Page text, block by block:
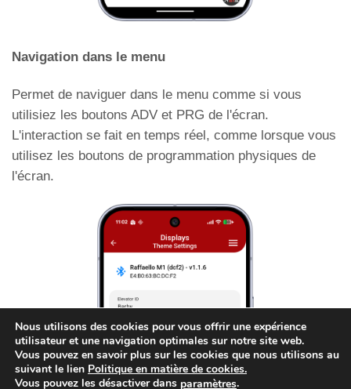
Convertir la mezzanine
Navigation dans le menu
Permet de naviguer dans le menu comme si vous
utilisiez les boutons ADV et PRG de l'écran.
L'interaction se fait en temps réel, comme lorsque vous
utilisez les boutons de programmation physiques de
l'écran.
Nous utilisons des cookies pour vous offrir une expérience
utilisateur et une navigation optimales sur notre site web.
Vous pouvez en savoir plus sur les cookies que nous utilisons au
suivant le lien Politique en matière de cookies.
Vous pouvez les désactiver dans paramètres.